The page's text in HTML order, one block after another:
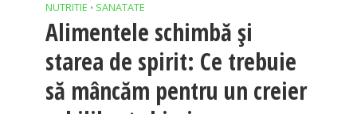
NUTRITIE • SANATATE
Alimentele schimbă şi
starea de spirit: Ce trebuie
să mâncăm pentru un creier